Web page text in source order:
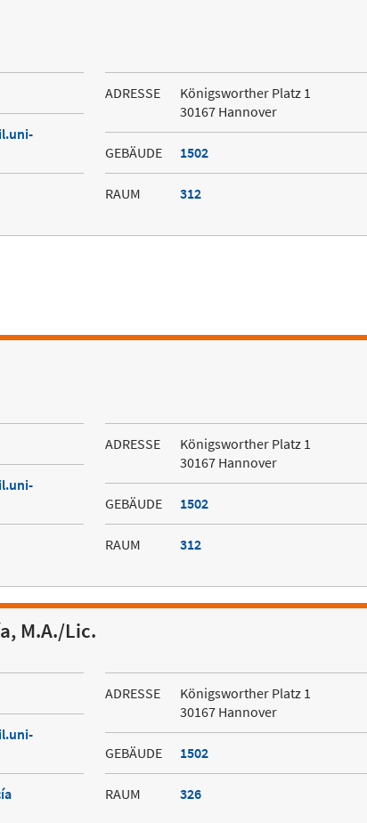
ADRESSE
Königsworther Platz 1
30167 Hannover
GEBÄUDE 1502
RAUM 312
ADRESSE
Königsworther Platz 1
30167 Hannover
GEBÄUDE 1502
RAUM 312
M.A./Lic.
ADRESSE
Königsworther Platz 1
30167 Hannover
GEBÄUDE 1502
RAUM 326